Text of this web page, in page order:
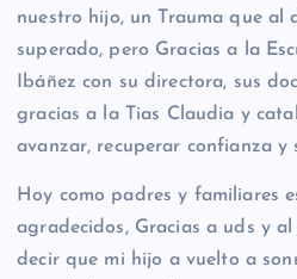
nuestro hijo, un Trauma que al
superado, pero Gracias a la
Ibáñez con su directora, sus
gracias a la Tias Claudia y
avanzar, recuperar confianza y
Hoy como padres y familiares
agradecidos, Gracias a uds y
decir que mi hijo a vuelto a